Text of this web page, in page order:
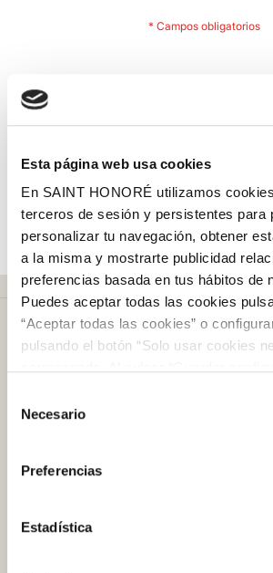
Esta página web usa cookies
En SAINT HONORÉ utilizamos
terceros de sesión y persistentes para
personalizar tu navegación, obtener
a la misma y mostrarte publicidad
preferencias basada en tus hábitos de
Puedes aceptar todas las cookies
“Aceptar todas las cookies” o
pulsando el botón “Solo usar cookies
no has seleccionado ninguna opción,
equivaldrá a rechazar todas las
obtener más información consulta
Cookiesaquí
Necesario
Preferencias
Estadística
Crear una cuenta tiene muchos beneficios:
más.
Crear una cuenta